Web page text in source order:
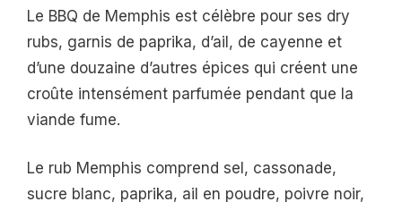
Le BBQ de Memphis est célèbre pour ses dry
rubs, garnis de paprika, d’ail, de cayenne et
d’une douzaine d’autres épices qui créent une
croûte intensément parfumée pendant que la
viande fume.
Le rub Memphis comprend sel, cassonade,
sucre blanc, paprika, ail en poudre, poivre noir,